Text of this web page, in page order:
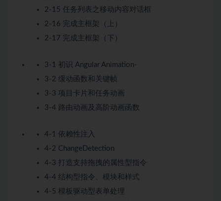
2-15 任务列表之移动内容对话框
2-16 完成主框架（上）
2-17 完成主框架（下）
3-1 初识 Angular Animation-
3-2 缓动函数和关键帧
3-3 项目卡片和任务动画
3-4 路由动画及高阶动画函数
4-1 依赖性注入
4-2 ChangeDetection
4-3 打造支持拖拽的属性型指令
4-4 结构型指令、模块和样式
4-5 模板驱动型表单处理